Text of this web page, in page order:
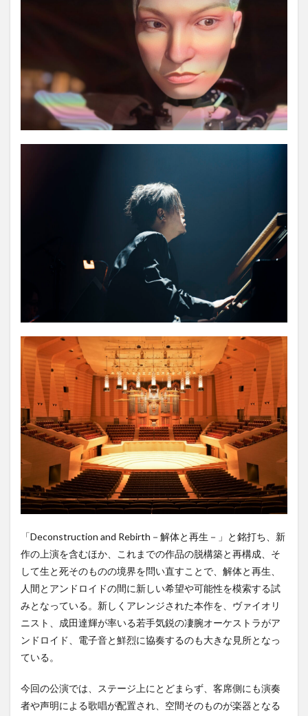
「Deconstruction and Rebirth－解体と再生－」と銘打ち、新
作の上演を含むほか、これまでの作品の脱構築と再構成、そ
して生と死そのものの境界を問い直すことで、解体と再生、
人間とアンドロイドの間に新しい希望や可能性を模索する試
みとなっている。新しくアレンジされた本作を、ヴァイオリ
ニスト、成田達輝が率いる若手気鋭の凄腕オーケストラがア
ンドロイド、電子音と鮮烈に協奏するのも大きな見所となっ
ている。
今回の公演では、ステージ上にとどまらず、客席側にも演奏
者や声明による歌唱が配置され、空間そのものが楽器となる